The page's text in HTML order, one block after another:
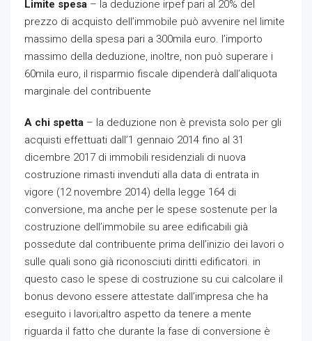
Limite spesa – la deduzione irpef pari al 20% del
prezzo di acquisto dell’immobile può avvenire nel limite
massimo della spesa pari a 300mila euro. l’importo
massimo della deduzione, inoltre, non può superare i
60mila euro, il risparmio fiscale dipenderà dall’aliquota
marginale del contribuente
A chi spetta – la deduzione non è prevista solo per gli
acquisti effettuati dall’1 gennaio 2014 fino al 31
dicembre 2017 di immobili residenziali di nuova
costruzione rimasti invenduti alla data di entrata in
vigore (12 novembre 2014) della legge 164 di
conversione, ma anche per le spese sostenute per la
costruzione dell’immobile su aree edificabili già
possedute dal contribuente prima dell’inizio dei lavori o
sulle quali sono già riconosciuti diritti edificatori. in
questo caso le spese di costruzione su cui calcolare il
bonus devono essere attestate dall’impresa che ha
eseguito i lavori;altro aspetto da tenere a mente
riguarda il fatto che durante la fase di conversione è